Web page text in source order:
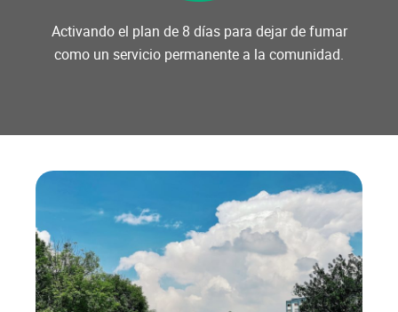
Activando el plan de 8 días para dejar de fumar
como un servicio permanente a la comunidad.